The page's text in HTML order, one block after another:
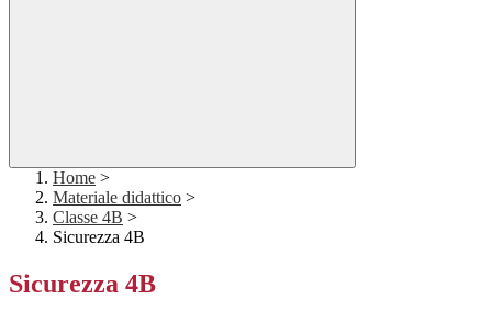
Home >
Materiale didattico >
Classe 4B >
Sicurezza 4B
Sicurezza 4B